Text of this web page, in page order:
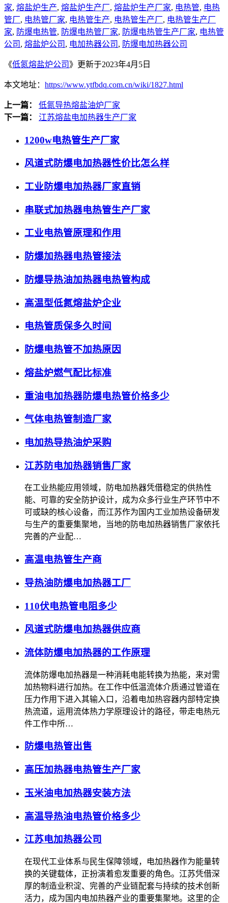
家, 熔盐炉生产, 熔盐炉生产厂, 熔盐炉生产厂家, 电热管, 电热
管厂, 电热管厂家, 电热管生产, 电热管生产厂, 电热管生产厂
家, 防爆电热管, 防爆电热管厂家, 防爆电热管生产厂家, 电热管
公司 , 熔盐炉公司 , 电加热器公司 , 防爆电加热器公司
《低氮熔盐炉公司 》更新于2023年4月5日
本文地址： https://www.ytfbdq.com.cn/wiki/1827.html
上一篇：
低氮导热熔盐油炉厂家
下一篇：
江苏熔盐电加热器生产厂家
1200w电热管生产厂家
风道式防爆电加热器性价比怎么样
工业防爆电加热器厂家直销
串联式加热器电热管生产厂家
工业电热管原理和作用
防爆加热器电热管接法
防爆导热油加热器电热管构成
高温型低氮熔盐炉企业
电热管质保多久时间
防爆电热管不加热原因
熔盐炉燃气配比标准
重油电加热器防爆电热管价格多少
气体电热管制造厂家
电加热导热油炉采购
江苏防电加热器销售厂家
在工业热能应用领域，防电加热器凭借稳定的供热性
能、可靠的安全防护设计，成为众多行业生产环节中不
可或缺的核心设备，而江苏作为国内工业加热设备研发
与生产的重要集聚地，当地的防电加热器销售厂家依托
完善的产业配…
高温电热管生产商
导热油防爆电加热器工厂
110伏电热管电阻多少
风道式防爆电加热器供应商
流体防爆电加热器的工作原理
流体防爆电加热器是一种消耗电能转换为热能，来对需
加热物料进行加热。在工作中低温流体介质通过管道在
压力作用下进入其输入口，沿着电加热容器内部特定换
热流道，运用流体热力学原理设计的路径，带走电热元
件工作中所…
防爆电热管出售
高压加热器电热管生产厂家
玉米油电加热器安装方法
高温导热油电热管价格多少
江苏电加热器公司
在现代工业体系与民生保障领域，电加热器作为能量转
换的关键载体，正扮演着愈发重要的角色。江苏凭借深
厚的制造业积淀、完善的产业链配套与持续的技术创新
活力，成为国内电加热器产业的重要集聚地。这里的企